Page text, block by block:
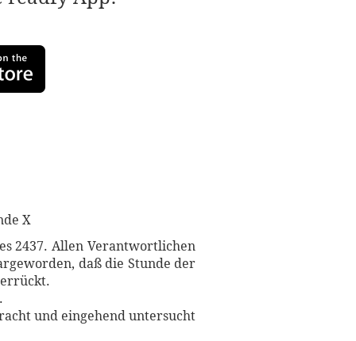
X
2437. Allen Verantwortlichen
daß die Stunde der
und eingehend untersucht